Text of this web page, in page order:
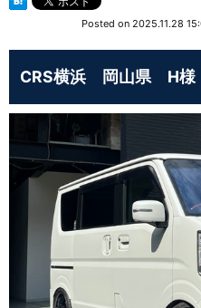
Posted on 2025.11.28
CRS横浜 岡山県 H様